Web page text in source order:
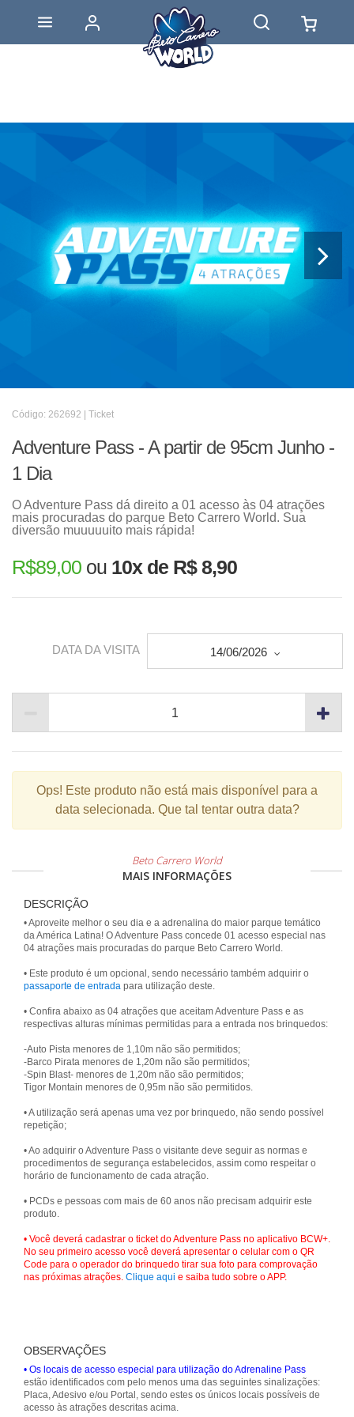
Código: 262692 | Ticket
Adventure Pass - A partir de 95cm Junho -
1 Dia
O Adventure Pass dá direito a 01 acesso às 04 atrações
mais procuradas do parque Beto Carrero World. Sua
diversão muuuuuito mais rápida!
R$89,00 ou 10x de R$ 8,90
DATA DA VISITA 14/06/2026
Ops! Este produto não está mais disponível para a
data selecionada. Que tal tentar outra data?
Beto Carrero World
MAIS INFORMAÇÕES
DESCRIÇÃO
• Aproveite melhor o seu dia e a adrenalina do maior parque temático
da América Latina! O Adventure Pass concede 01 acesso especial nas
04 atrações mais procuradas do parque Beto Carrero World.
• Este produto é um opcional, sendo necessário também adquirir o
passaporte de entrada para utilização deste.
• Confira abaixo as 04 atrações que aceitam Adventure Pass e as
respectivas alturas mínimas permitidas para a entrada nos brinquedos:
-Auto Pista menores de 1,10m não são permitidos;
-Barco Pirata menores de 1,20m não são permitidos;
-Spin Blast- menores de 1,20m não são permitidos;
Tigor Montain menores de 0,95m não são permitidos.
• A utilização será apenas uma vez por brinquedo, não sendo possível
repetição;
• Ao adquirir o Adventure Pass o visitante deve seguir as normas e
procedimentos de segurança estabelecidos, assim como respeitar o
horário de funcionamento de cada atração.
• PCDs e pessoas com mais de 60 anos não precisam adquirir este
produto.
• Você deverá cadastrar o ticket do Adventure Pass no aplicativo BCW+.
No seu primeiro acesso você deverá apresentar o celular com o QR
Code para o operador do brinquedo tirar sua foto para comprovação
nas próximas atrações. Clique aqui e saiba tudo sobre o APP.
OBSERVAÇÕES
• Os locais de acesso especial para utilização do Adrenaline Pass
estão identificados com pelo menos uma das seguintes sinalizações:
Placa, Adesivo e/ou Portal, sendo estes os únicos locais possíveis de
acesso às atrações descritas acima.